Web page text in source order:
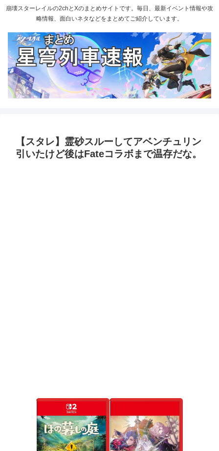
崩壊スターレイルの2chとXのまとめサイトです。毎日、最新イベント情報や攻
略情報、面白いネタなどをまとめてご紹介しています。
【スタレ】霊砂スルーしてアベンチュリン
引いたけど後はFateコラボまで温存だな。